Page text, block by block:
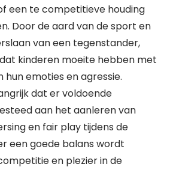
een te competitieve houding
Door de aard van de sport en
van een tegenstander,
kinderen moeite hebben met
emoties en agressie.
dat er voldoende
aan het aanleren van
en fair play tijdens de
een goede balans wordt
en plezier in de